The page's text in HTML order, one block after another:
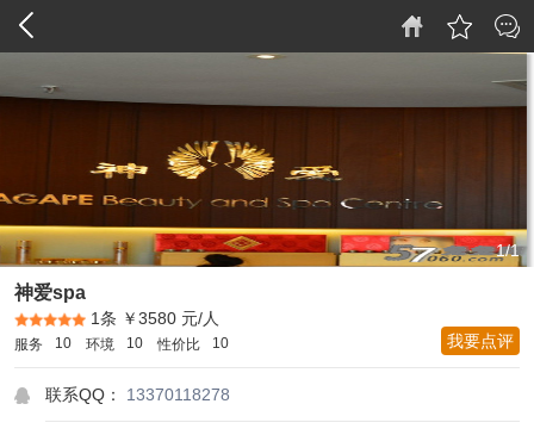
1/1
神爱spa
1条 ￥3580 元/人
10
服务 10
环境 10
性价比 我要点评
联系QQ： 13370118278